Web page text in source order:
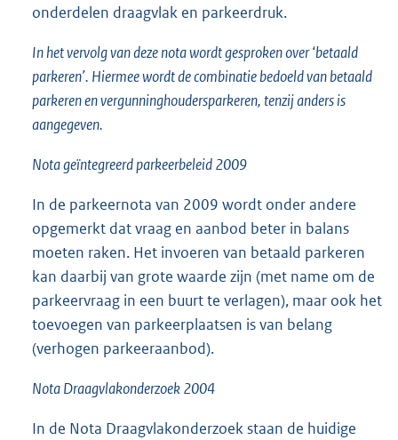
onderdelen draagvlak en parkeerdruk.
In het vervolg van deze nota wordt gesproken over ‘betaald
parkeren’. Hiermee wordt de combinatie bedoeld van betaald
parkeren en vergunninghoudersparkeren, tenzij anders is
aangegeven.
Nota geïntegreerd parkeerbeleid 2009
In de parkeernota van 2009 wordt onder andere
opgemerkt dat vraag en aanbod beter in balans
moeten raken. Het invoeren van betaald parkeren
kan daarbij van grote waarde zijn (met name om de
parkeervraag in een buurt te verlagen), maar ook het
toevoegen van parkeerplaatsen is van belang
(verhogen parkeeraanbod).
Nota Draagvlakonderzoek 2004
In de Nota Draagvlakonderzoek staan de huidige